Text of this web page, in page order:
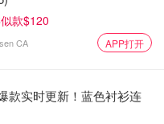
女在发现一名男子抓
拳，使其嘴唇流血。
年的407起下降到2019
款$120
CA APP打开
款实时更新！蓝色衬衫连